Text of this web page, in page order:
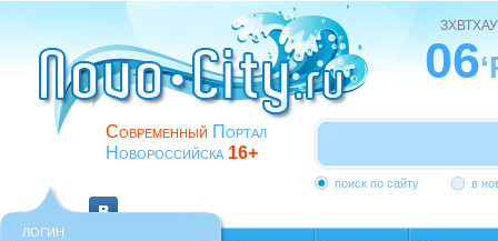
Современный Портал
Новороссийска 16+
ЗХВТХАУ
06
поиск по сайту в
ЛОГИН